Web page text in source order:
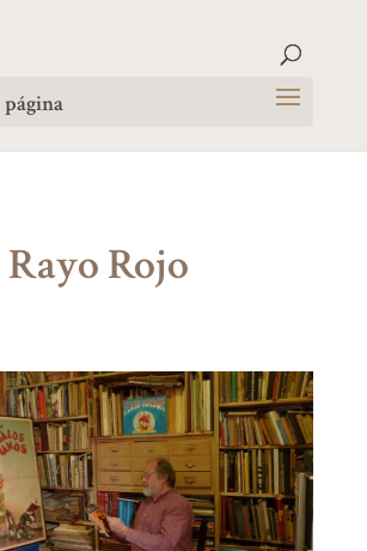
Rayo Rojo